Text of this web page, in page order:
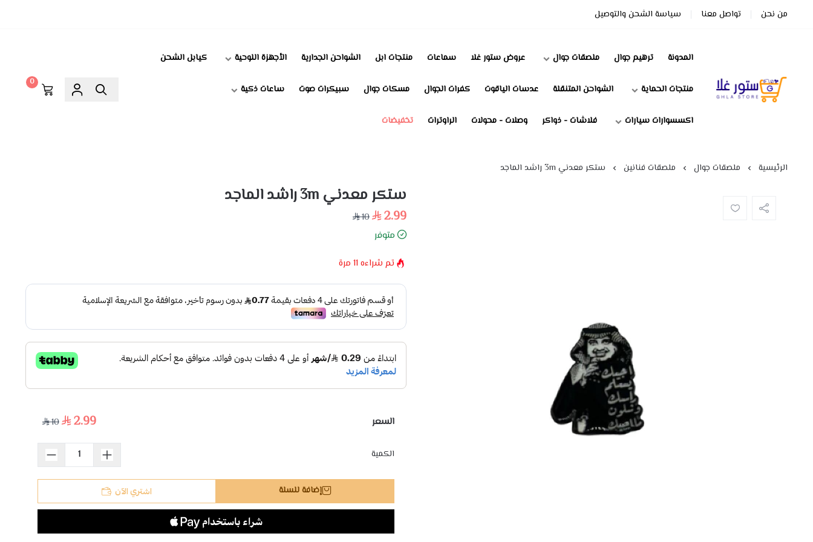
من نحن تواصل معنا سياسة الشحن والتوصيل
ستور غلا
المدونة ترهيم جوال ملصقات جوال عروض ستور غلا سماعات منتجات ابل الشواحن الجدارية الأجهزة اللوحية كيابل الشحن
منتجات الحماية الشواحن المتنقلة عدسات الياقوت كفرات الجوال مسكات جوال سبيكرات صوت ساعات ذكية
اكسسوارات سيارات فلاشات - ذواكر وصلات - محولات الراوترات تخفيضات
0
الرئيسية ملصقات جوال ملصقات فنانين ستكر معدني 3m راشد الماجد
ستكر معدني 3m راشد الماجد
2.99
10
متوفر
تم شراءه11 مرة
السعر 2.99
10
الكمية
إضافة للسلة اشتري الآن